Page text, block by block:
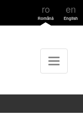
ro
Română
en
English